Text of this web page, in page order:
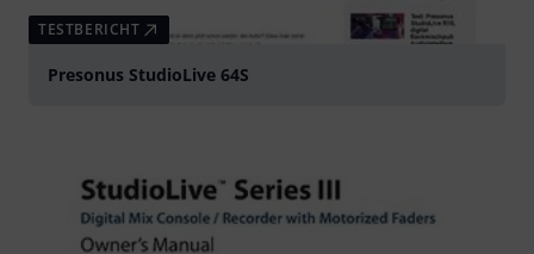
TESTBERICHT
Presonus StudioLive 64S